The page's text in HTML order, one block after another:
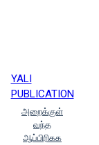
YALI
PUBLICATION
அறைக்குள்
வந்த
ஆப்பிரிகக